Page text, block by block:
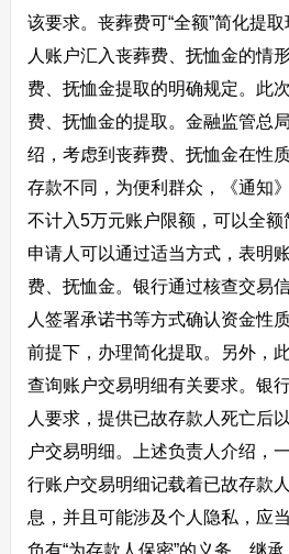
该要求。丧葬费可“全额”简化提
人账户汇入丧葬费、抚恤金的情
费、抚恤金提取的明确规定。此
费、抚恤金的提取。金融监管总
绍，考虑到丧葬费、抚恤金在性
存款不同，为便利群众，《通知
不计入5万元账户限额，可以全额
申请人可以通过适当方式，表明
费、抚恤金。银行通过核查交易
人签署承诺书等方式确认资金性
前提下，办理简化提取。另外，
查询账户交易明细有关要求。银
人要求，提供已故存款人死亡后
户交易明细。上述负责人介绍，
行账户交易明细记载着已故存款
息，并且可能涉及个人隐私，应
负有“为存款人保密”的义务。继